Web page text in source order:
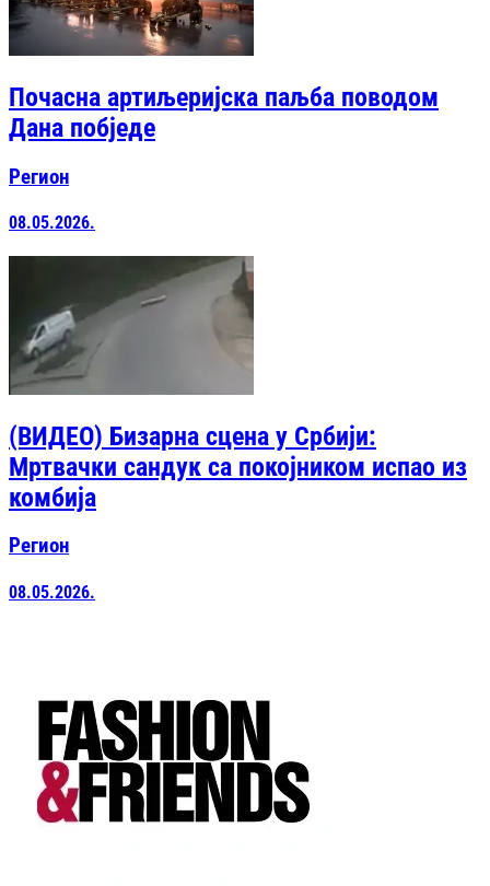
Почасна артиљеријска паљба поводом
Дана побједе
Регион
08.05.2026.
(ВИДЕО) Бизарна сцена у Србији:
Мртвачки сандук са покојником испао из
комбија
Регион
08.05.2026.